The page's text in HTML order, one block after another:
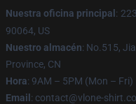
Nuestra oficina principal :
90064, US
Nuestro almacén: No.515,
Province, CN
Hora: 9AM – 5PM (Mon – Fri)
Email : contact@vlone-